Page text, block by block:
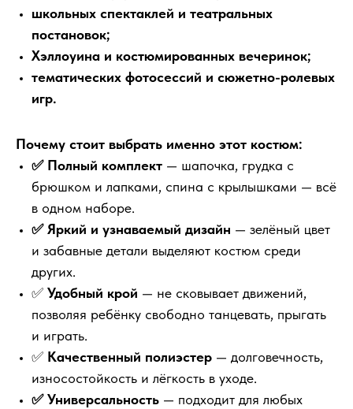
школьных спектаклей и театральных
постановок;
Хэллоуина и костюмированных вечеринок;
тематических фотосессий и сюжетно-ролевых
игр.
Почему стоит выбрать именно этот костюм:
✅ Полный комплект — шапочка, грудка с
брюшком и лапками, спина с крылышками — всё
в одном наборе.
✅ Яркий и узнаваемый дизайн — зелёный цвет
и забавные детали выделяют костюм среди
других.
✅ Удобный крой — не сковывает движений,
позволяя ребёнку свободно танцевать, прыгать
и играть.
✅ Качественный полиэстер — долговечность,
износостойкость и лёгкость в уходе.
✅ Универсальность — подходит для любых